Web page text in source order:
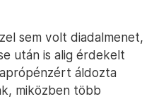
sem volt diadalmenet,
után is alig érdekelt
áldozta
miközben több